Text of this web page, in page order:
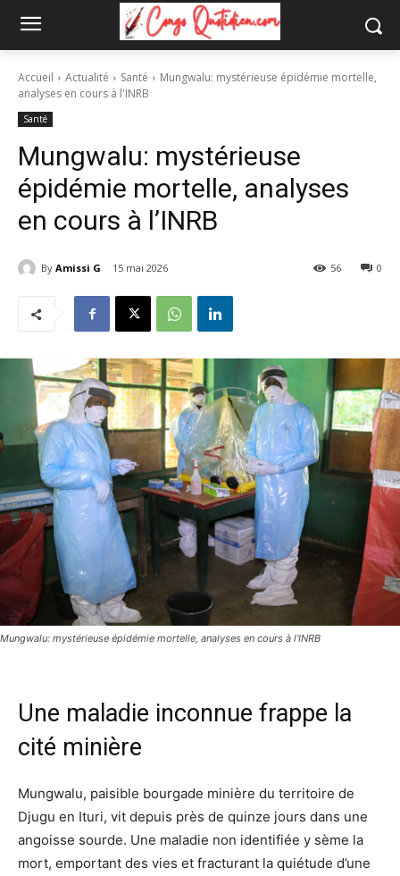
Accueil Actualité Santé
Mungwalu: mystérieuse épidémie mortelle,
analyses en cours à l'INRB
Santé
Mungwalu: mystérieuse
épidémie mortelle, analyses
en cours à l’INRB
By Amissi G 15 mai 2026 0
56
Mungwalu: mystérieuse épidémie mortelle, analyses en cours à l'INRB
Une maladie inconnue frappe la
cité minière
Mungwalu, paisible bourgade minière du territoire de
Djugu en Ituri, vit depuis près de quinze jours dans une
angoisse sourde. Une maladie non identifiée y sème la
mort, emportant des vies et fracturant la quiétude d’une